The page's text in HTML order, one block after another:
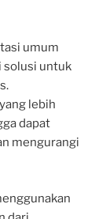
umum
solusi untuk
lebih
dapat
mengurangi